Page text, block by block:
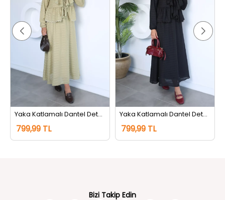
Yaka Katlamalı Dantel Detaylı Bluz Etek Tesettür İkili Takım Haki
799,99 TL
Yaka Katlamalı Dantel Detaylı Bluz Etek Tesettür İkili Takım Siyah
799,99 TL
Bizi Takip Edin